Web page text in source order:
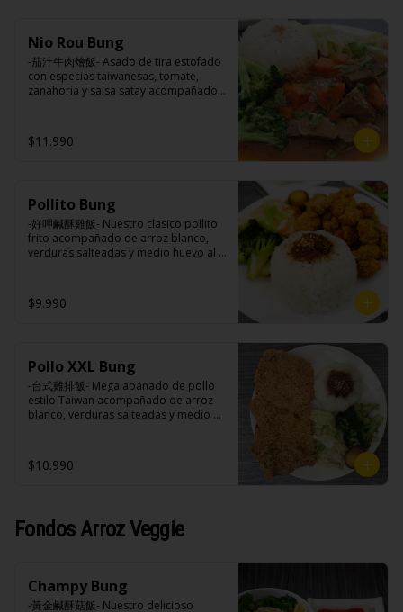
(canela, anís, pimienta y comino), mirin
(azúcar, arroz, agua, alcohol).
Principal: Panceta de cerdo, cebolla
morada picada, ajo, cebolla frita, salsa
de soya, azúcar, azúcar morena, miel y
condimento 5 sabores (naranja,
canela, anís, pimienta y comino).
reemplazo, consultar disponibilidad),
comino, paprika, pimienta, azúcar,
huevo, jengibre, cebollín, salsa de
soya, ajo, agua, azúcar, mix de hierbas
(canela, anís, pimienta y comino), mirin
(azúcar, arroz, agua, alcohol).
Nio Rou Bung
-茄汁牛肉燴飯- Asado de tira estofado
con especias taiwanesas, tomate,
zanahoria y salsa satay acompañados
cebollín, jengibre, zanahoria, tomate,
salsa de poroto (agua, poroto de
soya, trigo, azúcar, sal), salsa de soya,
azúcar, salsa satay (aceite de soya,
pescado seco, jengibre, trigo, sésamo,
orientales, sal, cardamomo, pimienta
reemplazo, consultar disponibilidad),
zanahoria, ajo, sal, extracto de
champiñón taiwanes, extracto de apio,
extracto de repollo, poroto de soya,
comino, paprika, pimienta, azúcar,
(canela, anís, pimienta y comino), mirin
$11.990
Pollito Bung
-好呷鹹酥雞飯- Nuestro clasico pollito
frito acompañado de arroz blanco,
verduras salteadas y medio huevo al
tapioca, ají, pimienta, extracto de
cerdo, extracto de papaya, salsa de
soya, soya, pimienta sal (pimienta, sal,
ajo, cebollín, azúcar).
Acompañamientos: Arroz, repollo,
zanahoria, ajo, sal, extracto de
huevo, jengibre, cebollín, salsa de
soya, ajo, agua, azúcar, mix de hierbas
$9.990
Pollo XXL Bung
-台式雞排飯- Mega apanado de pollo
estilo Taiwan acompañado de arroz
blanco, verduras salteadas y medio
extracto de cerdo, extracto de papaya,
salsa de soya, soya, especias
Acompañamientos: Arroz, repollo,
brocoli (o choclo con pepino en su
$10.990
Fondos Arroz Veggie
Champy Bung
-黃金鹹酥菇飯- Nuestro delicioso